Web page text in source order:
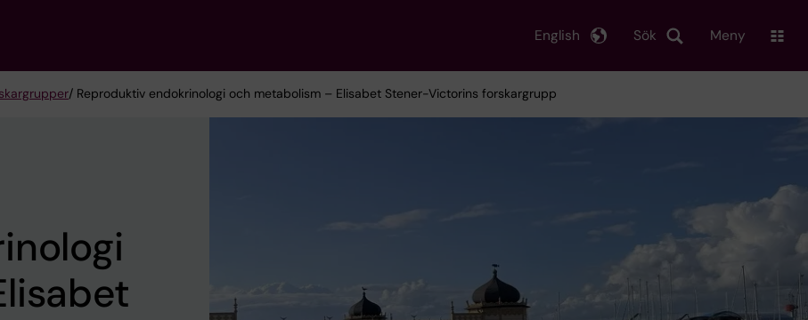
Sök
English Meny
/ Reproduktiv endokrinologi och metabolism – Elisabet Stener-Victorins forskargrupp